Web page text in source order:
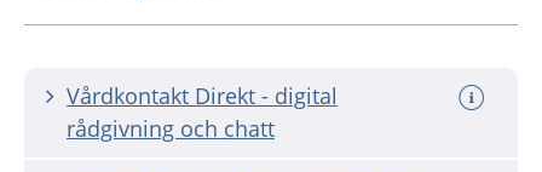
Vårdkontakt Direkt - digital
rådgivning och chatt